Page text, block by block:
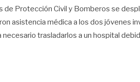
de Protección Civil y Bomberos se
asistencia médica a los dos jóvenes
trasladarlos a un hospital